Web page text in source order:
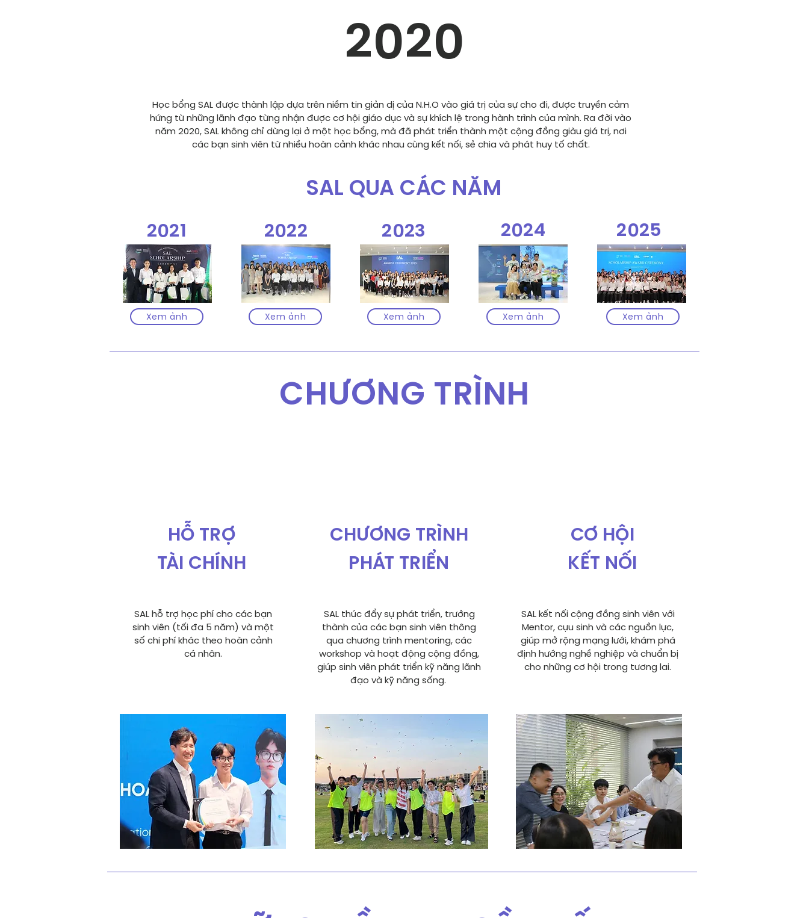
2020
Học bổng SAL được thành lập dựa trên niềm tin giản dị của N.H.O vào giá trị của sự cho đi, được truyền cảm
hứng từ những lãnh đạo từng nhận được cơ hội giáo dục và sự khích lệ trong hành trình của mình. Ra đời vào
năm 2020, SAL không chỉ dừng lại ở một học bổng, mà đã phát triển thành một cộng đồng giàu giá trị, nơi
các bạn sinh viên từ nhiều hoàn cảnh khác nhau cùng kết nối, sẻ chia và phát huy tố chất.
SAL QUA CÁC NĂM
2021
Xem ảnh
2022
Xem ảnh
2023
Xem ảnh
2024
Xem ảnh
2025
Xem ảnh
CHƯƠNG TRÌNH
HỖ TRỢ
TÀI CHÍNH
SAL hỗ trợ học phí cho các bạn
sinh viên (tối đa 5 năm) và một
số chi phí khác theo hoàn cảnh
cá nhân.
CHƯƠNG TRÌNH
PHÁT TRIỂN
SAL thúc đẩy sự phát triển, trưởng
thành của các bạn sinh viên thông
qua chương trình mentoring, các
workshop và hoạt động cộng đồng,
giúp sinh viên phát triển kỹ năng lãnh
đạo và kỹ năng sống.
CƠ HỘI
KẾT NỐI
SAL kết nối cộng đồng sinh viên với
Mentor, cựu sinh và các nguồn lực,
giúp mở rộng mạng lưới, khám phá
định hướng nghề nghiệp và chuẩn bị
cho những cơ hội trong tương lai.